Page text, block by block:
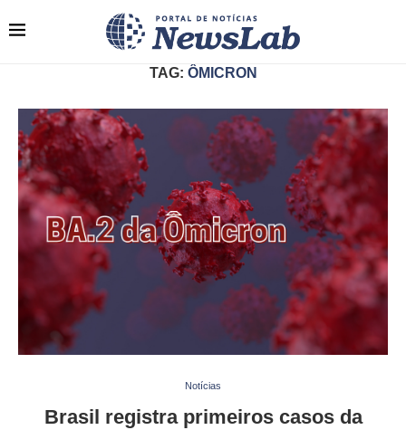
TAG: ÔMICRON
Notícias
Brasil registra primeiros casos da